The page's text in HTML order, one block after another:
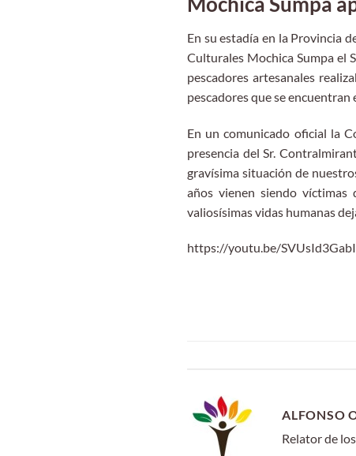
En su estadía en la Provincia
Culturales Mochica Sumpa el
pescadores artesanales
pescadores que se
En un comunicado oficial la
presencia del Sr.
gravísima situación de
años vienen siendo
valiosísimas vidas humanas
https://youtu.be/SVUsId3GabI
ALFONSO
Relator de